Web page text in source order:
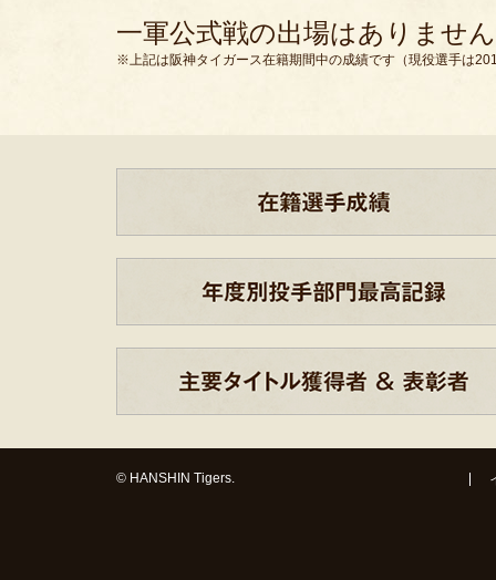
一軍公式戦の出場はありません
※上記は阪神タイガース在籍期間中の成績です（現役選手は
© HANSHIN Tigers.